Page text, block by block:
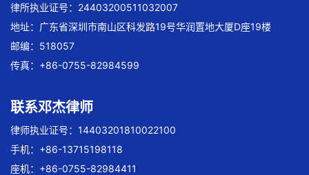
律所执业证号：24403200511032007
地址：广东省深圳市南山区科发路19号华润置地大厦D座19楼
邮编：518057
传真：+86-0755-82984599
联系邓杰律师
律师执业证号：14403201810022100
手机：+86-13715198118
座机：+86-0755-82984411